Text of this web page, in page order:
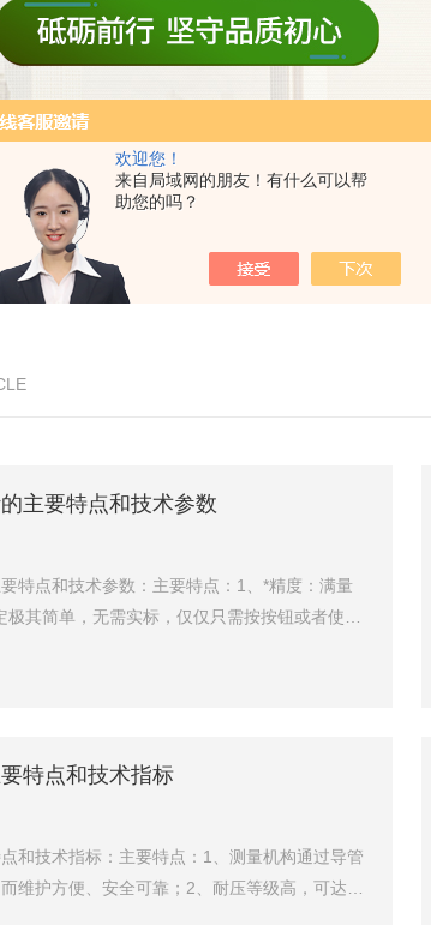
欢迎您！
来自局域网的朋友！有什么可以帮
助您的吗？
计 ZW-B69X云母双色液水计 ZW1151W卡箍隔膜式压力变送器
主要特点和技术参数
特点和技术参数：主要特点：1、*精度：满量
其简单，无需实标，仅仅只需按按钮或者使用
接线端子是独立的；5、对于下列的参数变化不
测量zui小比重差：0.03g/cm3；9、压力范围：z
特点和技术指标
和技术指标：主要特点：1、测量机构通过导管
维护方便、安全可靠；2、耐压等级高，可达4.